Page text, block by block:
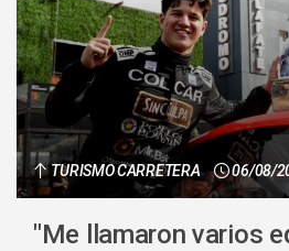
TURISMO CARRETERA 06/08/
"Me llamaron varios